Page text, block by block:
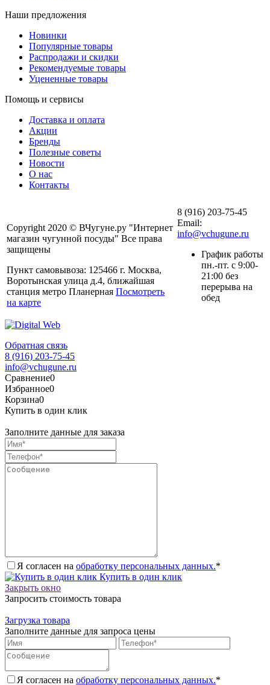
Наши предложения
Новинки
Популярные товары
Распродажи и скидки
Рекомендуемые товары
Уцененные товары
Помощь и сервисы
Доставка и оплата
Акции
Бренды
Полезные советы
Новости
О нас
Контакты
Copyright 2020 © ВЧугуне.ру "Интернет
магазин чугунной посуды" Все права
защищены
Пункт самовывоза: 125466 г. Москва,
Воротынская улица д.4, ближайшая
станция метро Планерная Посмотреть
на карте
8 (916) 203-75-45
Email:
info@vchugune.ru
График работы
пн.-пт. с 9:00-
21:00 без
перерыва на
обед
Обратная связь
8 (916) 203-75-45
info@vchugune.ru
Сравнение0
Избранное0
Корзина0
Купить в один клик
Заполните данные для заказа
Я согласен на обработку персональных данных.*
Купить в один клик
Закрыть окно
Запросить стоимость товара
Загрузка товара
Заполните данные для запроса цены
Я согласен на обработку персональных данных.*